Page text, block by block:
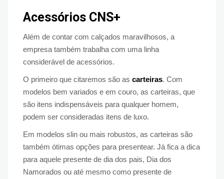
Acessórios CNS+
Além de contar com calçados maravilhosos, a
empresa também trabalha com uma linha
considerável de acessórios.
O primeiro que citaremos são as carteiras. Com
modelos bem variados e em couro, as carteiras, que
são itens indispensáveis para qualquer homem,
podem ser consideradas itens de luxo.
Em modelos slin ou mais robustos, as carteiras são
também ótimas opções para presentear. Já fica a dica
para aquele presente de dia dos pais, Dia dos
Namorados ou até mesmo como presente de